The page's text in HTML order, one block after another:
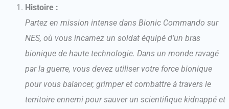
Histoire :
Partez en mission intense dans Bionic Commando sur
NES, où vous incarnez un soldat équipé d’un bras
bionique de haute technologie. Dans un monde ravagé
par la guerre, vous devez utiliser votre force bionique
pour vous balancer, grimper et combattre à travers le
territoire ennemi pour sauver un scientifique kidnappé et